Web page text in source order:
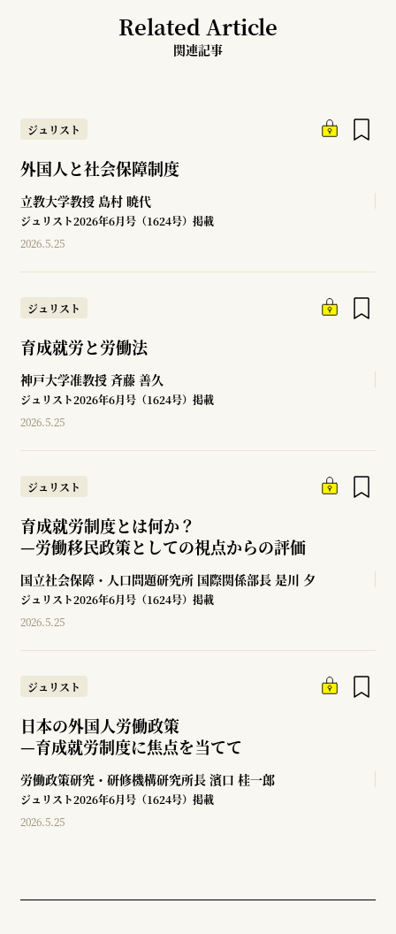
Related Article
関連記事
ジュリスト
外国人と社会保障制度
立教大学教授 島村 暁代
ジュリスト2026年6月号（1624号）掲載
2026.5.25
ジュリスト
育成就労と労働法
神戸大学准教授 斉藤 善久
ジュリスト2026年6月号（1624号）掲載
2026.5.25
ジュリスト
育成就労制度とは何か？
—労働移民政策としての視点からの評価
国立社会保障・人口問題研究所 国際関係部長 是川 夕
ジュリスト2026年6月号（1624号）掲載
2026.5.25
ジュリスト
日本の外国人労働政策
—育成就労制度に焦点を当てて
労働政策研究・研修機構研究所長 濱口 桂一郎
ジュリスト2026年6月号（1624号）掲載
2026.5.25